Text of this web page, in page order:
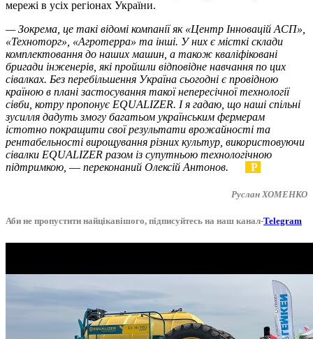
мережі в усіх регіонах України.
— Зокрема, це такі відомі компанії як «Центр Інновацій АСП»,
«Техноторг», «Агротерра» та інші. У них є місткі склади
комплектовання до наших машин, а також кваліфіковані
бригади інженерів, які пройшли відповідне навчання по цих
сівалках. Без перебільшення Україна сьогодні є провідною
країною в плані застосування такої непересічної технології
сівби, котру пропонує EQUALIZER. І я гадаю, що наші спільні
зусилля дадуть змогу багатьом українським фермерам
істотно покращити свої результати врожайності та
рентабельності вирощування різних культур, використовуючи
сівалки EQUALIZER разом із супутньою технологічною
підтримкою, ― переконаний Олексій Антонов.
Р
Руслан ХОМЕНКО
Аби не пропустити найцікавішого, підписуйтесь на наш канал-Telegram